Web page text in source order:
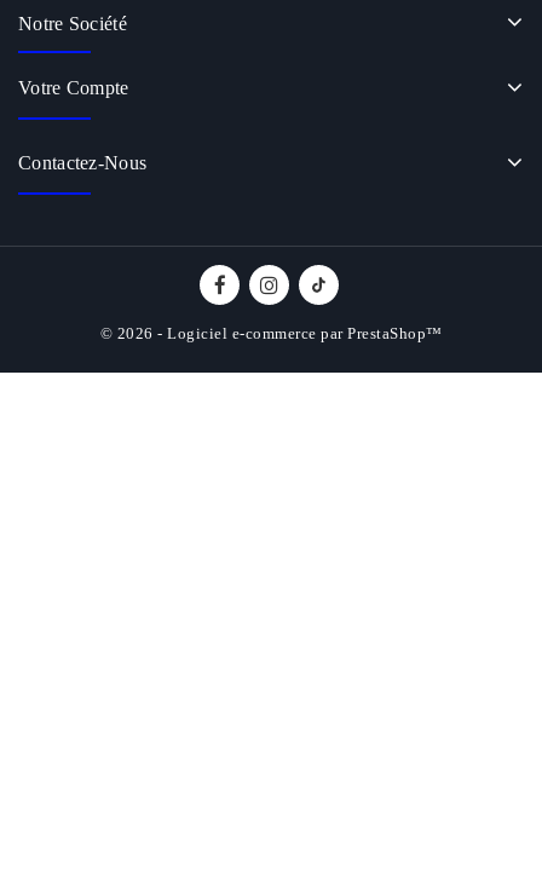
Notre Société
Votre Compte
Contactez-Nous
© 2026 - Logiciel e-commerce par PrestaShop™